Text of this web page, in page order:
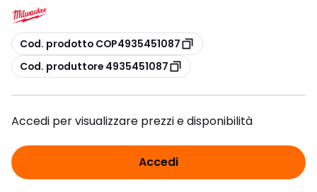
copia
Cod. prodotto COP4935451087
copia
Cod. produttore 4935451087
Accedi per visualizzare prezzi e disponibilità
Accedi